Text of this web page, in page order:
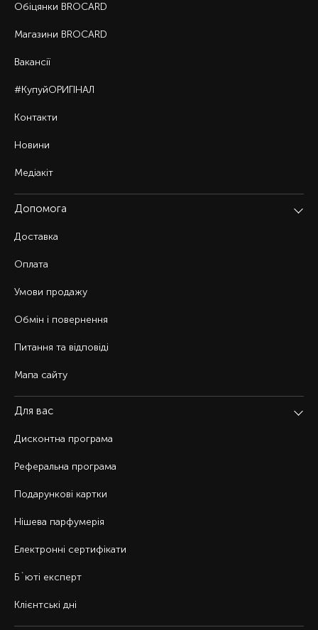
Обіцянки BROCARD
Магазини BROCARD
Вакансії
#КупуйОРИГІНАЛ
Контакти
Новини
Медіакіт
Допомога
Доставка
Оплата
Умови продажу
Обмін і повернення
Питання та відповіді
Мапа сайту
Для вас
Дисконтна програма
Реферальна програма
Подарункові картки
Нішева парфумерія
Електронні сертифікати
Б`юті експерт
Клієнтські дні